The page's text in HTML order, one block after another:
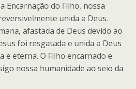
Encarnação do Filho, nossa
unida a Deus.
afastada de Deus devido ao
foi resgatada e unida a Deus
e eterna. O Filho encarnado e
nossa humanidade ao seio da